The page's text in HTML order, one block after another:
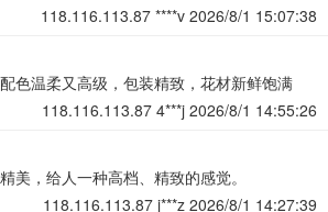
118.116.113.87 ****v 2026/8/1 15:07:38
色温柔又高级，包装精致，花材新鲜饱满
118.116.113.87 4***j 2026/8/1 14:55:26
美，给人一种高档、精致的感觉。
118.116.113.87 j***z 2026/8/1 14:27:39